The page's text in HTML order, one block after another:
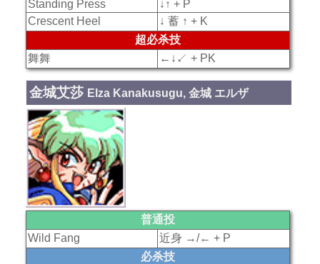
Standing Press
↓↑ + P
Crescent Heel
↓ 蓄 ↑ + K
超必杀技
舞舞
←↓↙ + PK
金城艾莎 Elza Kanakusugu, 金城 エルザ
普通投
Wild Fang
近身 →/← + P
必杀技